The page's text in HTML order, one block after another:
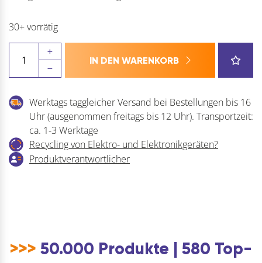
30+ vorrätig
HELMER
mit
Lauffläche
Menge
IN DEN WARENKORB
Werktags taggleicher Versand bei Bestellungen bis 16
Uhr (ausgenommen freitags bis 12 Uhr). Transportzeit:
ca. 1-3 Werktage
Recycling von Elektro- und Elektronikgeräten?
Produktverantwortlicher
>>> 50.000 Produkte | 580 Top-